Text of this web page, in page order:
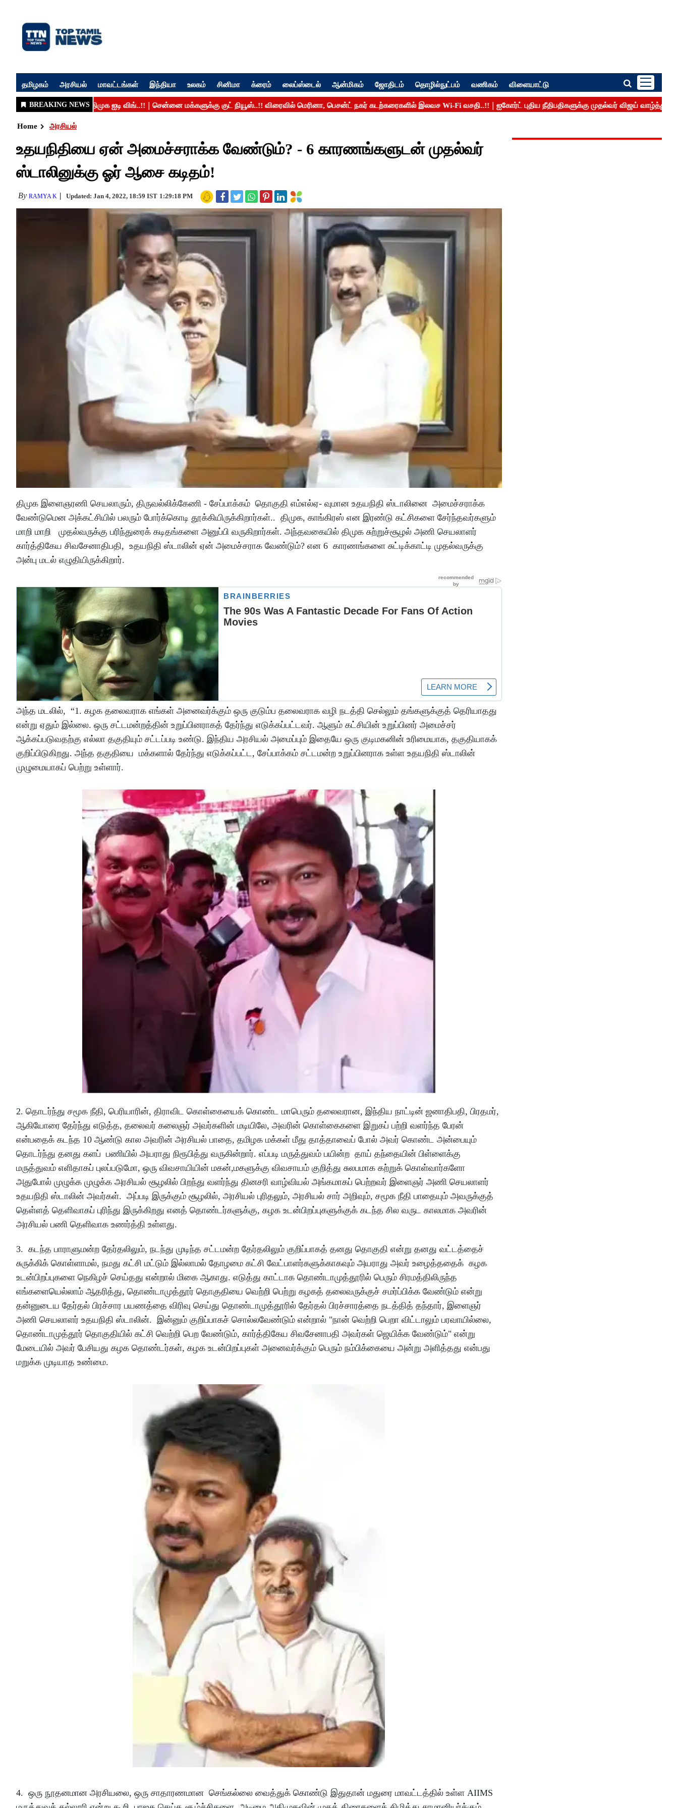
தமிழகம் அரசியல் மாவட்டங்கள் இந்தியா உலகம் சினிமா க்ரைம் லைப்ஸ்டைல் ஆன்மிகம் ஜோதிடம் தொழில்நுட்பம் வணிகம் விளையாட்டு
Home அரசியல்
உதயநிதியை ஏன் அமைச்சராக்க வேண்டும்? - 6 காரணங்களுடன் முதல்வர்
ஸ்டாலினுக்கு ஓர் ஆசை கடிதம்!
By RAMYA K Updated: Jan 4, 2022, 18:59 IST 1:29:18 PM
திமுக இளைஞரணி செயலாரும், திருவல்லிக்கேணி - சேப்பாக்கம் தொகுதி எம்எல்ஏ- வுமான உதயநிதி ஸ்டாலினை அமைச்சராக்க
வேண்டுமென அக்கட்சியில் பலரும் போர்க்கொடி தூக்கியிருக்கிறார்கள்.. திமுக, காங்கிரஸ் என இரண்டு கட்சிகளை சேர்ந்தவர்களும்
மாறி மாறி முதல்வருக்கு பரிந்துரைக் கடிதங்களை அனுப்பி வருகிறார்கள். அந்தவகையில் திமுக சுற்றுச்சூழல் அணி செயலாளர்
கார்த்திகேய சிவசேனாதிபதி, உதயநிதி ஸ்டாலின் ஏன் அமைச்சராக வேண்டும்? என 6 காரணங்களை சுட்டிக்காட்டி முதல்வருக்கு
அன்பு மடல் எழுதியிருக்கிறார்.
அந்த மடலில், “1. கழக தலைவராக எங்கள் அனைவர்க்கும் ஒரு குடும்ப தலைவராக வழி நடத்தி செல்லும் தங்களுக்குத் தெரியாதது
என்று ஏதும் இல்லை. ஒரு சட்டமன்றத்தின் உறுப்பினராகத் தேர்ந்து எடுக்கப்பட்டவர். ஆளும் கட்சியின் உறுப்பினர் அமைச்சர்
ஆக்கப்படுவதற்கு எல்லா தகுதியும் சட்டப்படி உண்டு. இந்திய அரசியல் அமைப்பும் இதையே ஒரு குடிமகனின் உரிமையாக, தகுதியாகக்
குறிப்பிடுகிறது. அந்த தகுதியை மக்களால் தேர்ந்து எடுக்கப்பட்ட, சேப்பாக்கம் சட்டமன்ற உறுப்பினராக உள்ள உதயநிதி ஸ்டாலின்
முழுமையாகப் பெற்று உள்ளார்.
2. தொடர்ந்து சமூக நீதி, பெரியாரின், திராவிட கொள்கையைக் கொண்ட மாபெரும் தலைவரான, இந்திய நாட்டின் ஜனாதிபதி, பிரதமர்,
ஆகியோரை தேர்ந்து எடுத்த, தலைவர் கலைஞர் அவர்களின் மடியிலே, அவரின் கொள்கைகளை இறுகப் பற்றி வளர்ந்த பேரன்
என்பதைக் கடந்த 10 ஆண்டு கால அவரின் அரசியல் பாதை, தமிழக மக்கள் மீது தாத்தாவைப் போல் அவர் கொண்ட அன்பையும்
தொடர்ந்து தனது களப் பணியில் அயராது நிரூபித்து வருகின்றார். எப்படி மருத்துவம் பயின்ற தாய் தந்தையின் பிள்ளைக்கு
மருத்துவம் எளிதாகப் புலப்படுமோ, ஒரு விவசாயியின் மகன்,மகளுக்கு விவசாயம் குறித்து சுலபமாக கற்றுக் கொள்வார்களோ
அதுபோல் முழுக்க முழுக்க அரசியல் சூழலில் பிறந்து வளர்ந்து தினசரி வாழ்வியல் அங்கமாகப் பெற்றவர் இளைஞர் அணி செயலாளர்
உதயநிதி ஸ்டாலின் அவர்கள். அப்படி இருக்கும் சூழலில், அரசியல் புரிதலும், அரசியல் சார் அறிவும், சமூக நீதி பாதையும் அவருக்குத்
தெள்ளத் தெளிவாகப் புரிந்து இருக்கிறது எனத் தொண்டர்களுக்கு, கழக உடன்பிறப்புகளுக்குக் கடந்த சில வருட காலமாக அவரின்
அரசியல் பணி தெளிவாக உணர்த்தி உள்ளது.
3. கடந்த பாராளுமன்ற தேர்தலிலும், நடந்து முடிந்த சட்டமன்ற தேர்தலிலும் குறிப்பாகத் தனது தொகுதி என்று தனது வட்டத்தைச்
சுருக்கிக் கொள்ளாமல், நமது கட்சி மட்டும் இல்லாமல் தோழமை கட்சி வேட்பாளர்களுக்காகவும் அயராது அவர் உழைத்ததைக் கழக
உடன்பிறப்புகளை நெகிழச் செய்தது என்றால் மிகை ஆகாது. எடுத்து காட்டாக தொண்டாமுத்தூரில் பெரும் சிரமத்திலிருந்த
எங்களையெல்லாம் ஆதரித்து, தொண்டாமுத்தூர் தொகுதியை வெற்றி பெற்று கழகத் தலைவருக்குச் சமர்ப்பிக்க வேண்டும் என்று
தன்னுடைய தேர்தல் பிரச்சார பயணத்தை விரிவு செய்து தொண்டாமுத்தூரில் தேர்தல் பிரச்சாரத்தை நடத்தித் தந்தார், இளைஞர்
அணி செயலாளர் உதயநிதி ஸ்டாலின். இன்னும் குறிப்பாகச் சொல்லவேண்டும் என்றால் "நான் வெற்றி பெறா விட்டாலும் பரவாயில்லை,
தொண்டாமுத்தூர் தொகுதியில் கட்சி வெற்றி பெற வேண்டும், கார்த்திகேய சிவசேனாபதி அவர்கள் ஜெயிக்க வேண்டும்" என்று
மேடையில் அவர் பேசியது கழக தொண்டர்கள், கழக உடன்பிறப்புகள் அனைவர்க்கும் பெரும் நம்பிக்கையை அன்று அளித்தது என்பது
மறுக்க முடியாத உண்மை.
4. ஒரு நூதனமான அரசியலை, ஒரு சாதாரணமான செங்கல்லை வைத்துக் கொண்டு இதுதான் மதுரை மாவட்டத்தில் உள்ள AIIMS